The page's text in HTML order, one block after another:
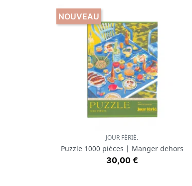
Aperçu rapide
JOUR FÉRIÉ.
Puzzle 1000 pièces | Manger dehors
Prix
30,00 €
NOUVEAU